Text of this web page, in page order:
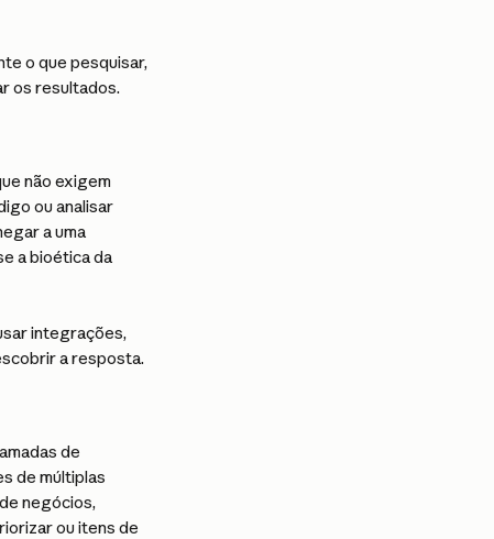
o que pesquisar,
os resultados.
não exigem
ou analisar
a uma
a bioética da
integrações,
a resposta.
de
de múltiplas
negócios,
ou itens de